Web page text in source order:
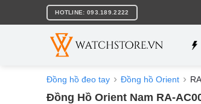
nội
HOTLINE: 093.189.2222
Đồng hồ đeo tay Đồng hồ Orient
Đồng Hồ Orient Nam RA-